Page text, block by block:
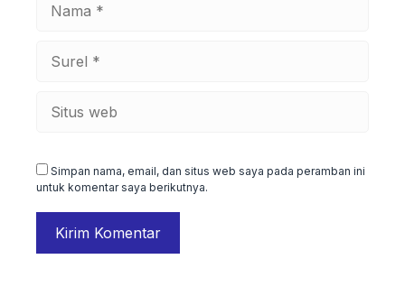
Simpan nama, email, dan situs web saya pada peramban ini
untuk komentar saya berikutnya.